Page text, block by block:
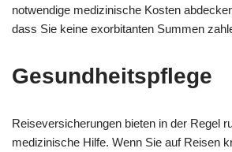
notwendige medizinische Kosten
dass Sie keine exorbitanten Summen
Gesundheitspflege
Reiseversicherungen bieten in der Regel
medizinische Hilfe. Wenn Sie auf Reisen